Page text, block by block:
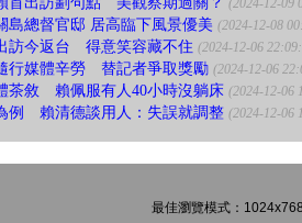
(2024-12-09
島總督官邸 居高臨下風景優美 (2024-12-08
訪今返台 得意笑容藏不住 (2024-12-06
行媒體辛勞 替記者爭取獎勵 (2024-12-06
茶敘 賴佩服有人40小時沒躺床 (2024-12-06
例 賴清德談用人：失誤就調整 (2024-12-06
最佳瀏覽模式：